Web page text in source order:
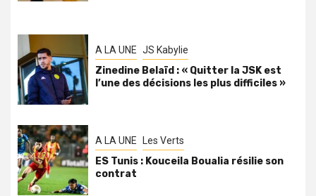
A LA UNE JS Kabylie
Zinedine Belaïd : « Quitter la JSK est
l’une des décisions les plus difficiles »
A LA UNE Les Verts
ES Tunis : Kouceila Boualia résilie son
contrat